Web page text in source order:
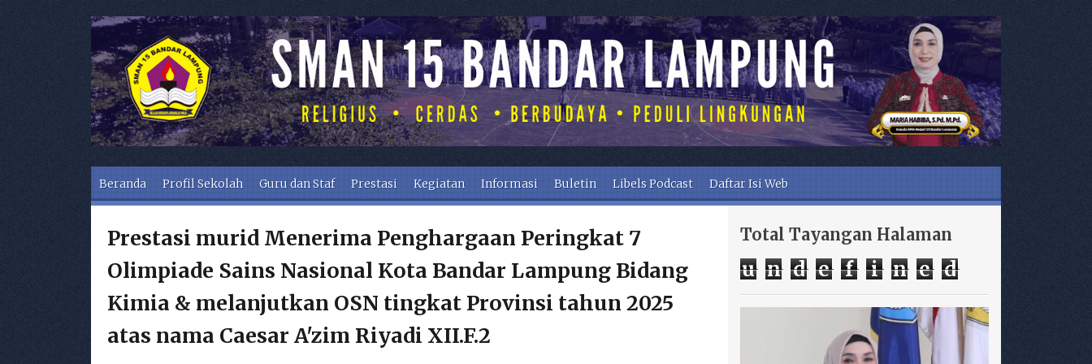
Skip to content
Beranda Profil Sekolah Guru dan Staf Prestasi Kegiatan Informasi Buletin Libels Podcast Daftar Isi Web
Prestasi murid Menerima Penghargaan Peringkat 7
Olimpiade Sains Nasional Kota Bandar Lampung Bidang
Kimia & melanjutkan OSN tingkat Provinsi tahun 2025
atas nama Caesar A'zim Riyadi XII.F.2
Total Tayangan Halaman
u n d e f i n e d